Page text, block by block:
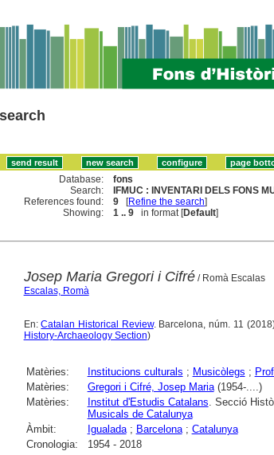
Database:
fons
Search:
IFMUC : INVENTARI DELS FONS
References found:
9 [Refine the search]
Showing:
1 .. 9 in format [Default]
Josep Maria Gregori i Cifré/ Romà Escalas
Escalas, Romà
En:Catalan Historical Review. Barcelona, núm. 11
History-Archaeology Section)
Matèries: Institucions culturals ; Musicòlegs ;
Matèries:
Gregori i Cifré, Josep Maria(1954-....)
Matèries:
Institut d'Estudis Catalans . Secció
Musicals de Catalunya
Àmbit:
Igualada; Barcelona; Catalunya
Cronologia:
1954 - 2018